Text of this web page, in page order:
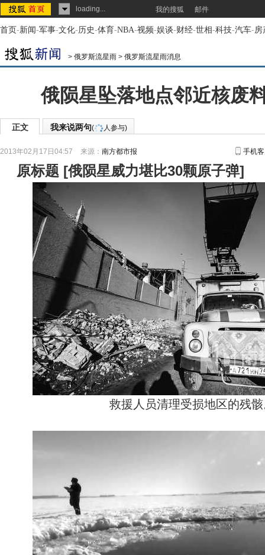
loading... 我的搜狐 邮件
首页-新闻-军事-文化-历史-体育-NBA-视频-娱谈-财经-世相-科技-汽车-房
> 俄罗斯流星雨 > 俄罗斯流星雨消息
俄陨星坠落地点邻近核废
正文 我来说两句( 人参与)
2013年02月17日04:57 来源： 南方都市报 手机
原标题 [俄陨星威力堪比30颗原子弹]
救援人员清理受损地区的残